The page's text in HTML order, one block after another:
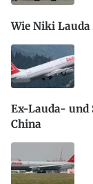
Wie Niki
Ex-Lauda- und
China